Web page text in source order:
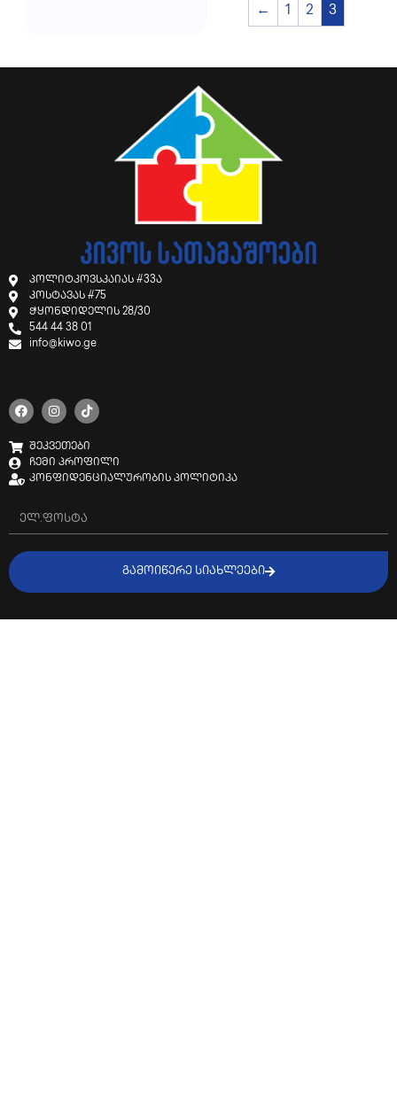
← 1 2 3
პოლიტკოვსკაიას #33ა
კოსტავას #75
ჭყონდიდელის 28/30
544 44 38 01
info@kiwo.ge
შეკვეთები
ჩემი პროფილი
კონფიდენციალურობის პოლიტიკა
ᲒᲐᲛᲝᲘᲬᲔᲠᲔ ᲡᲘᲐᲮᲚᲔᲔᲑᲘ